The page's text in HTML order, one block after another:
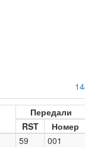
Передали
RST Номер
59 001